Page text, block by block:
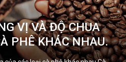
VỊ VÀ ĐỘ CHUA
PHÊ KHÁC NHAU.